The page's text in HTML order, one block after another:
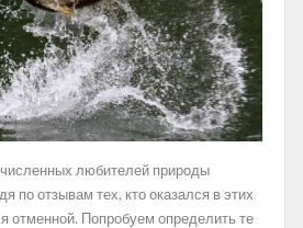
любителей природы
по отзывам тех, кто оказался в этих
отменной. Попробуем определить те